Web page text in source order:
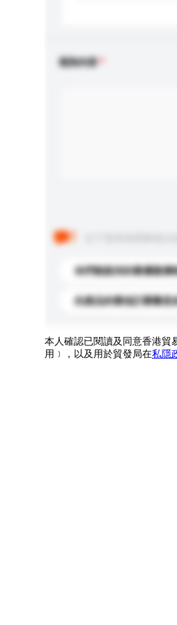
查詢內容
你們能提供的最優惠價
此產品的最低訂購量是
本人確認已閱讀及同意香港貿
用﹞，以及用於貿發局在私隱